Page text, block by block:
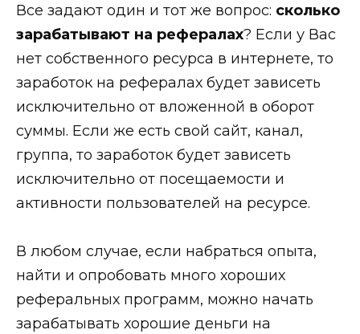
Все задают один и тот же вопрос: сколько
зарабатывают на рефералах? Если у Вас
нет собственного ресурса в интернете, то
заработок на рефералах будет зависеть
исключительно от вложенной в оборот
суммы. Если же есть свой сайт, канал,
группа, то заработок будет зависеть
исключительно от посещаемости и
активности пользователей на ресурсе.
В любом случае, если набраться опыта,
найти и опробовать много хороших
реферальных программ, можно начать
зарабатывать хорошие деньги на